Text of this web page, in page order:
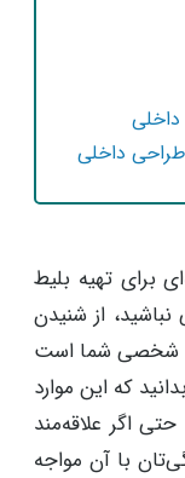
برای تهیه بلیط
از شنیدن
شخصی شما است
که این موارد
اگر علاقه‌مند
با آن مواجه